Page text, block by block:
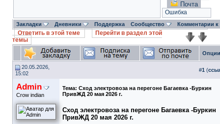
Почта
Ошибка
Закладки Дневники Поддержка Сообщество Комментарии
Ответить в этой теме
Перейти в раздел этой
темы
20.05.2026,
15:02
#1 (
Admin
Crow indian
Тема: Сход электровоза на перегоне Багаевка -Буркин
ПривЖД 20 мая 2026 г.
Сход электровоза на перегоне Багаевка -Буркин
ПривЖД 20 мая 2026 г.